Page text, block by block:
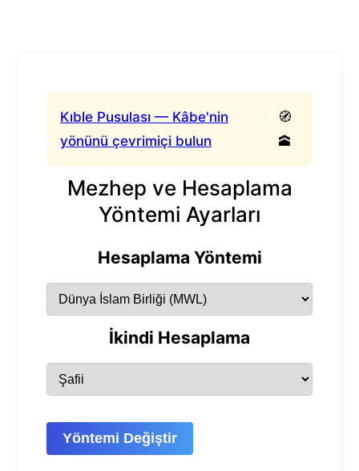
Kıble Pusulası — Kâbe'nin
yönünü çevrimiçi bulun
🧭
🕋
Mezhep ve Hesaplama
Yöntemi Ayarları
Hesaplama Yöntemi
İkindi Hesaplama
Yöntemi Değiştir